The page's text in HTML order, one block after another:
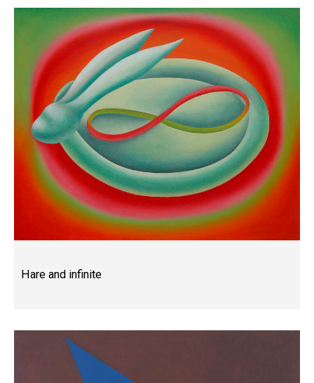
Hare and infinite